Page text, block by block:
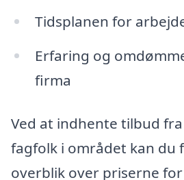
Tidsplanen for
Erfaring og
firma
Ved at indhente tilbud
fagfolk i området kan du
overblik over priserne